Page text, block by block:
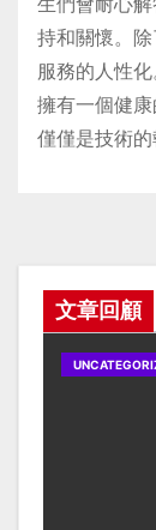
持和關懷。
服務的人性
擁有一個健
僅僅是技術的
文章回顧